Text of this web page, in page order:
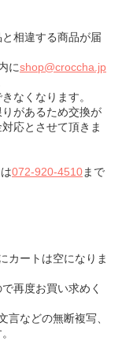
相違する商品が届
にshop@croccha.jp
なくなります。
があるため交換が
応とさせて頂きま
072-920-4510まで
カートは空になりま
再度お買い求めく
言などの無断複写、